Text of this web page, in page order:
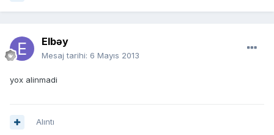
Elbəy
Mesaj tarihi: 6 Mayıs 2013
yox alinmadi
Alıntı